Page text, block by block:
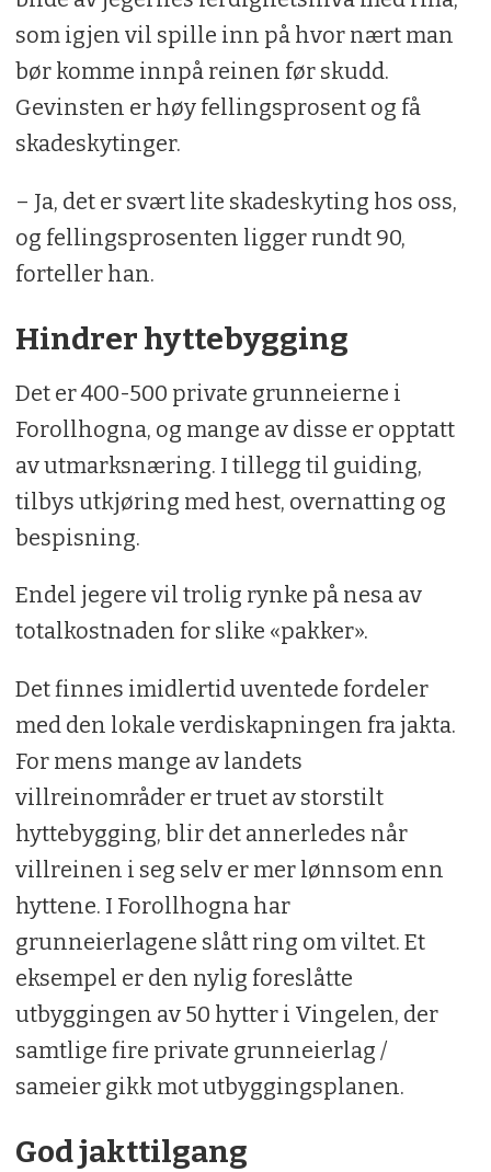
som igjen vil spille inn på hvor nært man
bør komme innpå reinen før skudd.
Gevinsten er høy fellingsprosent og få
skadeskytinger.
– Ja, det er svært lite skadeskyting hos oss,
og fellingsprosenten ligger rundt 90,
forteller han.
Hindrer hyttebygging
Det er 400-500 private grunneierne i
Forollhogna, og mange av disse er opptatt
av utmarksnæring. I tillegg til guiding,
tilbys utkjøring med hest, overnatting og
bespisning.
Endel jegere vil trolig rynke på nesa av
totalkostnaden for slike «pakker».
Det finnes imidlertid uventede fordeler
med den lokale verdiskapningen fra jakta.
For mens mange av landets
villreinområder er truet av storstilt
hyttebygging, blir det annerledes når
villreinen i seg selv er mer lønnsom enn
hyttene. I Forollhogna har
grunneierlagene slått ring om viltet. Et
eksempel er den nylig foreslåtte
utbyggingen av 50 hytter i Vingelen, der
samtlige fire private grunneierlag /
sameier gikk mot utbyggingsplanen.
God jakttilgang